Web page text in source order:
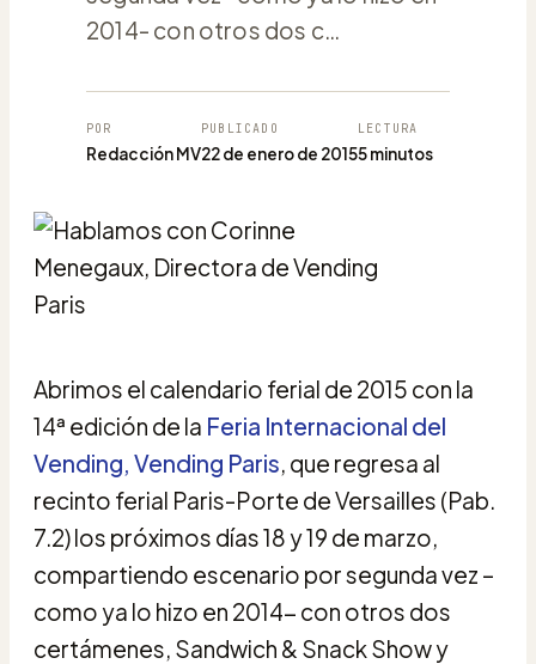
2014- con otros dos c…
POR
Redacción MV
PUBLICADO
22 de enero de 2015
LECTURA
5 minutos
Abrimos el calendario ferial de 2015 con la
14ª edición de la Feria Internacional del
Vending, Vending Paris, que regresa al
recinto ferial Paris-Porte de Versailles (Pab.
7.2) los próximos días 18 y 19 de marzo,
compartiendo escenario por segunda vez –
como ya lo hizo en 2014- con otros dos
certámenes, Sandwich & Snack Show y